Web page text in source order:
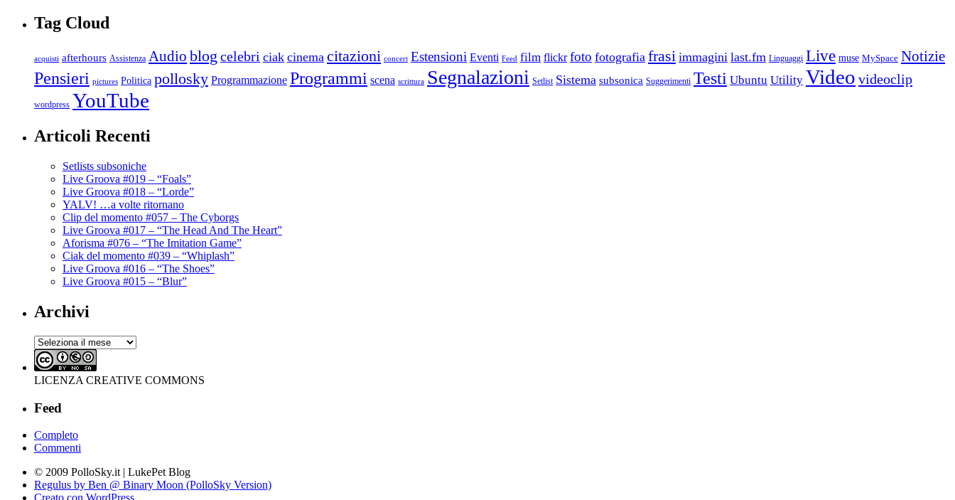
Tag Cloud
acquisti afterhours Assistenza Audio blog celebri ciak cinema citazioni concert Estensioni Eventi Feed film flickr foto fotografia frasi immagini last.fm Linguaggi Live muse MySpace Notizie
Pensieri pictures Politica pollosky Programmazione Programmi scena scrittura Segnalazioni Setlist Sistema subsonica Suggerimenti Testi Ubuntu Utility Video videoclip
wordpress YouTube
Articoli Recenti
Setlists subsoniche
Live Groova #019 – “Foals”
Live Groova #018 – “Lorde”
YALV! …a volte ritornano
Clip del momento #057 – The Cyborgs
Live Groova #017 – “The Head And The Heart”
Aforisma #076 – “The Imitation Game”
Ciak del momento #039 – “Whiplash”
Live Groova #016 – “The Shoes”
Live Groova #015 – “Blur”
Archivi
Archivi
LICENZA CREATIVE COMMONS
Feed
Completo
Commenti
© 2009 PolloSky.it | LukePet Blog
Regulus by Ben @ Binary Moon (PolloSky Version)